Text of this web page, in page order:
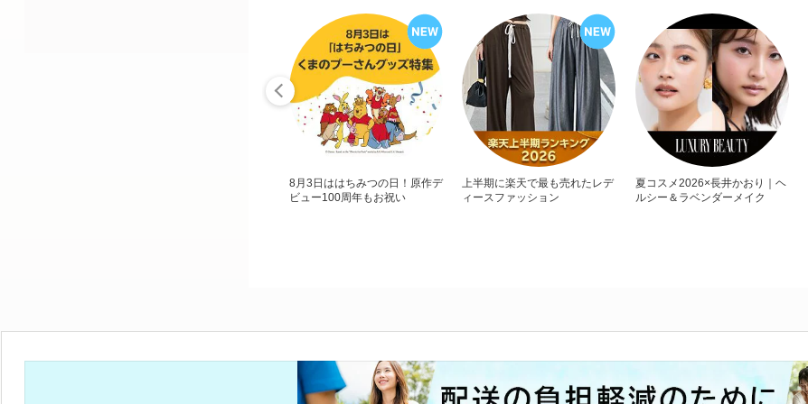
8月3日ははちみつの日！原作デ
ビュー100周年もお祝い
上半期に楽天で最も売れたレデ
ィースファッション
夏コスメ2026×長井かおり｜ヘ
ルシー＆ラベンダーメイク